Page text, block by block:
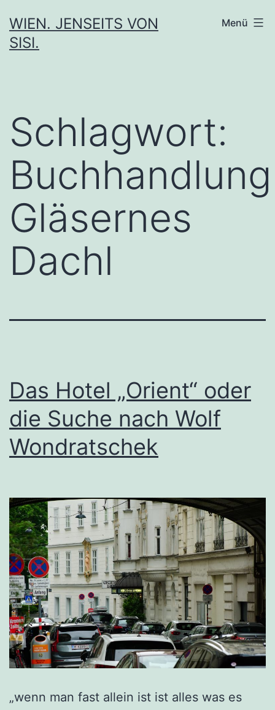
Inhalt
springen
WIEN. JENSEITS VON
SISI.
Menü
Schlagwort:
Buchhandlung
Gläsernes
Dachl
Das Hotel „Orient“ oder
die Suche nach Wolf
Wondratschek
„wenn man fast allein ist ist alles was es